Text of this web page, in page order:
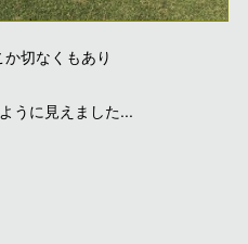
切なくもあり
うに見えました...